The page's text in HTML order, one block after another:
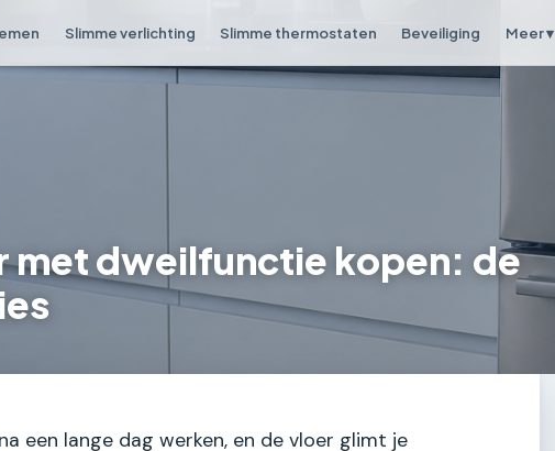
Slimme verlichting Slimme thermostaten Beveiliging Meer ▾
met dweilfunctie kopen: de
een lange dag werken, en de vloer glimt je